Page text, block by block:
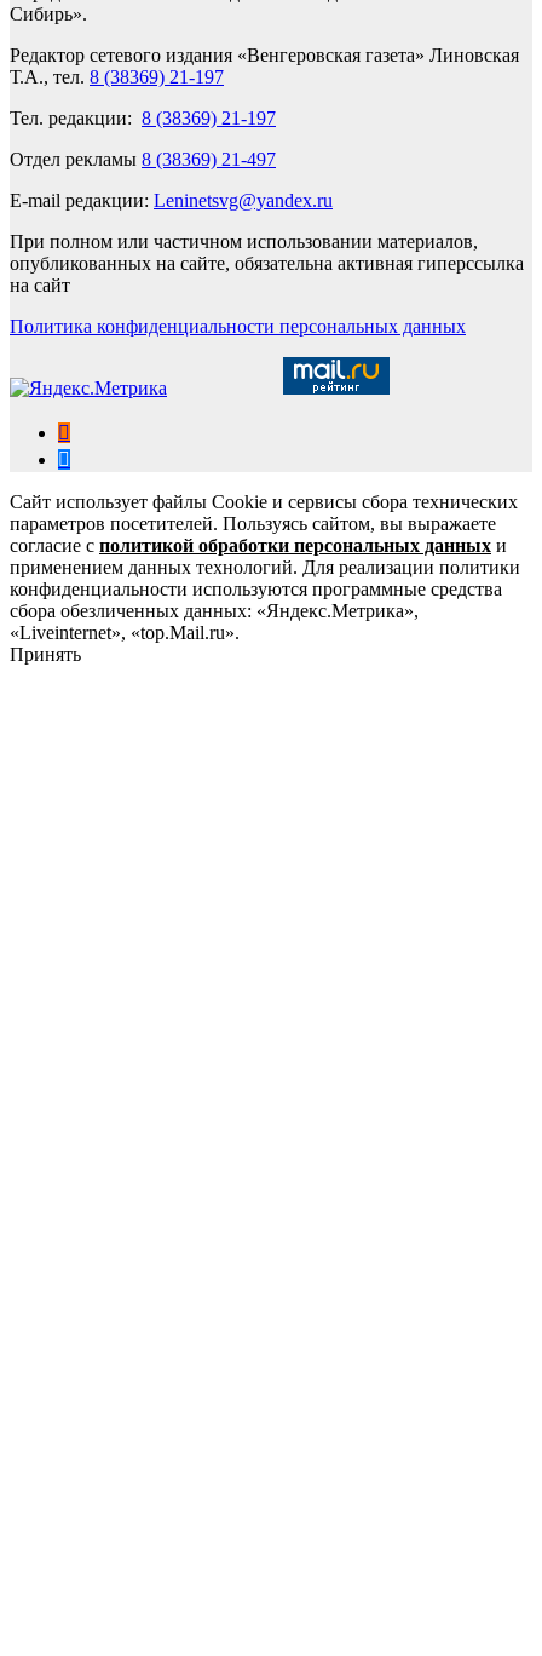
Сибирь».
Редактор сетевого издания «Венгеровская газета» Линовская
Т.А., тел. 8 (38369) 21-197
Тел. редакции: 8 (38369) 21-197
Отдел рекламы 8 (38369) 21-497
E-mail редакции: Leninetsvg@yandex.ru
При полном или частичном использовании материалов,
опубликованных на сайте, обязательна активная гиперссылка
на сайт
Политика конфиденциальности персональных данных
Сайт использует файлы Cookie и сервисы сбора технических
параметров посетителей. Пользуясь сайтом, вы выражаете
согласие с политикой обработки персональных данных и
применением данных технологий. Для реализации политики
конфиденциальности используются программные средства
сбора обезличенных данных: «Яндекс.Метрика»,
«Liveinternet», «top.Mail.ru».
Принять